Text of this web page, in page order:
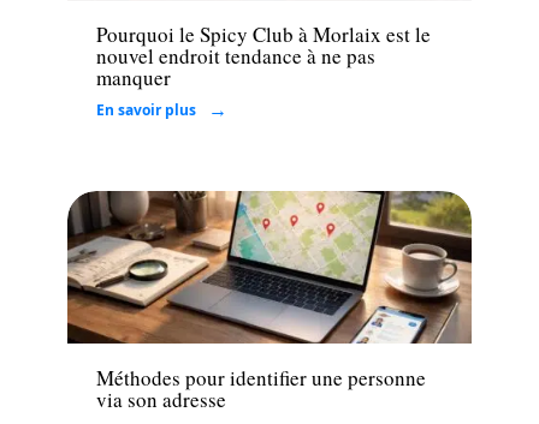
Pourquoi le Spicy Club à Morlaix est le
nouvel endroit tendance à ne pas
manquer
En savoir plus
Entreprise
Méthodes pour identifier une personne
via son adresse